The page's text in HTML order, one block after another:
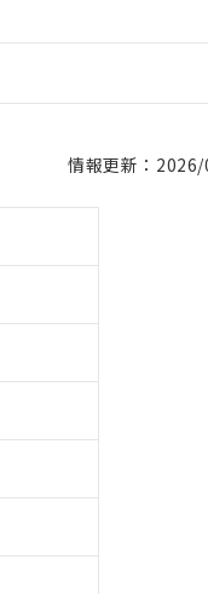
情報更新：